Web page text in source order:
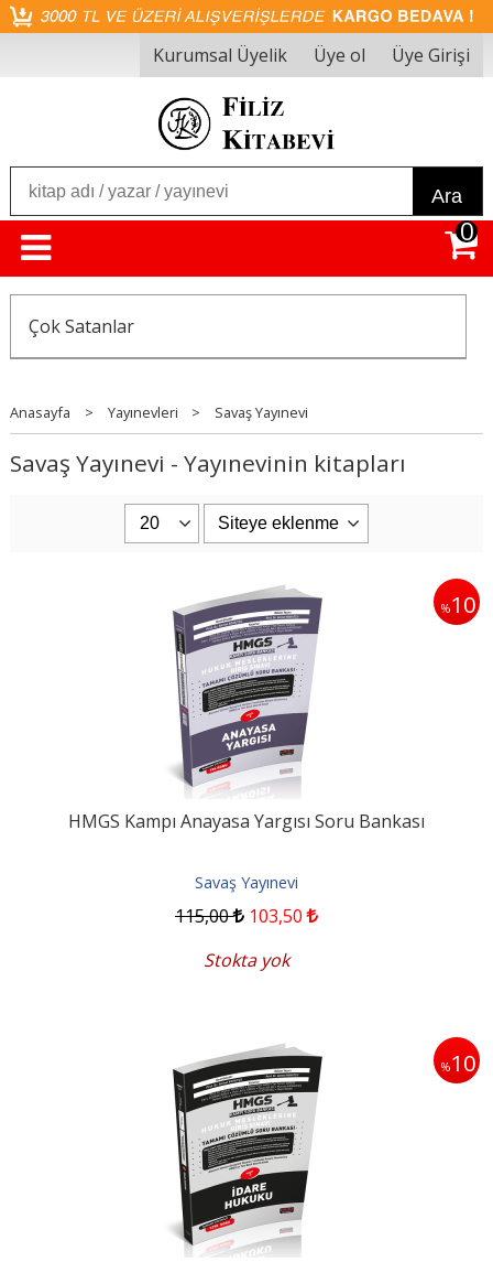
Kurumsal Üyelik Üye ol Üye Girişi
Ara
0
Çok Satanlar
Anasayfa > Yayınevleri > Savaş Yayınevi
Savaş Yayınevi - Yayınevinin kitapları
%10
HMGS Kampı Anayasa Yargısı Soru Bankası
Savaş Yayınevi
115,00 103,50
Stokta yok
%10